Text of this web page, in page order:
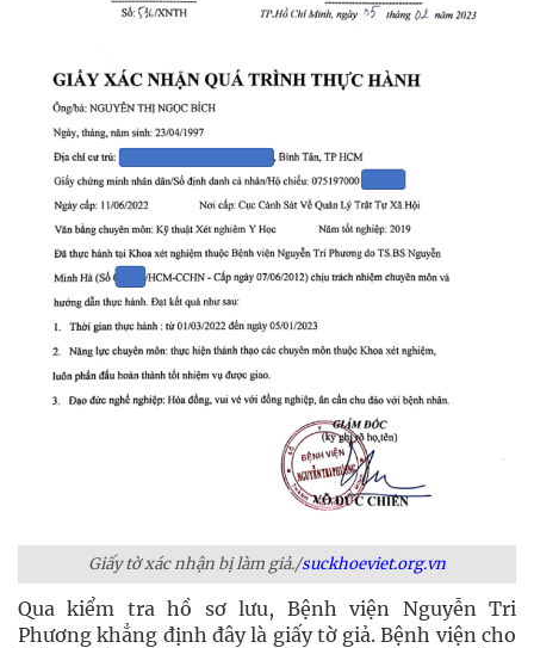
Giấy tờ xác nhận bị làm giả./suckhoeviet.org.vn
Qua kiểm tra hồ sơ lưu, Bệnh viện Nguyễn Tri
Phương khẳng định đây là giấy tờ giả. Bệnh viện cho